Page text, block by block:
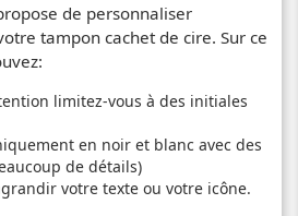
de personnaliser
tampon cachet de cire. Sur ce
limitez-vous à des initiales
en noir et blanc avec des
de détails)
votre texte ou votre icône.